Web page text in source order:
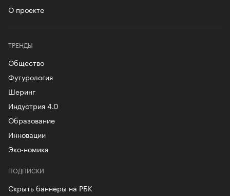
О проекте
ТРЕНДЫ
Общество
Футурология
Шеринг
Индустрия 4.0
Образование
Инновации
Эко-номика
ПОДПИСКИ
Скрыть баннеры на РБК